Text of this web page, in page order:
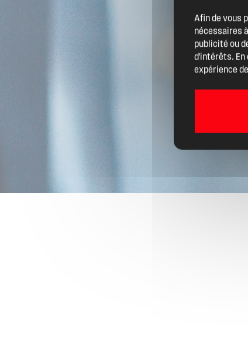
Actualités
Boîte à outils
Boutique
Afin de vous
nécessaires
publicité ou
d'intérêts. En
expérience